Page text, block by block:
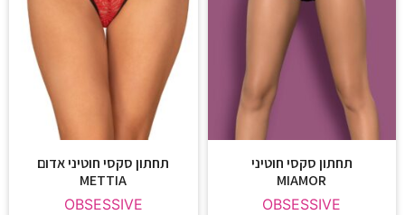
תחתון סקסי חוטיני
MIAMOR
OBSESSIVE
תחתון סקסי חוטיני אדום
METTIA
OBSESSIVE